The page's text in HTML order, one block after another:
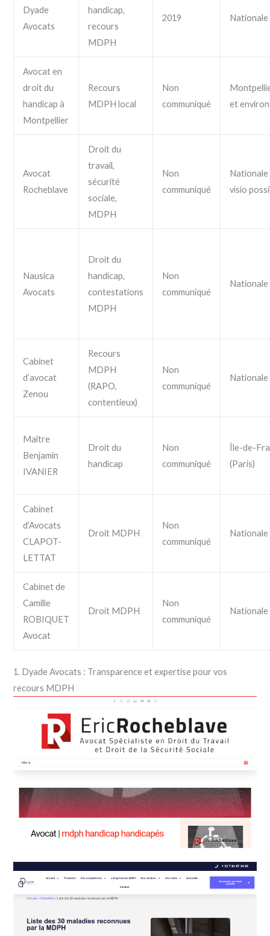
Dyade
Avocats
handicap,
recours
MDPH
2019 Nationale
Avocat en
droit du
handicap à
Montpellier
Recours
MDPH local
Non
communiqué
et
Avocat
Rocheblave
Droit du
travail,
sécurité
sociale,
MDPH
Non
communiqué
Nationale
visio
Nausica
Avocats
Droit du
handicap,
contestations
MDPH
Non
communiqué
Nationale
Cabinet
d’avocat
Zenou
Recours
MDPH
(RAPO,
contentieux)
Non
communiqué
Nationale
Maître
Benjamin
IVANIER
Droit du
handicap
Non
communiqué
Île-de-
(Paris)
Cabinet
d’Avocats
CLAPOT-
LETTAT
Droit MDPH
Non
communiqué
Nationale
Cabinet de
Camille
ROBIQUET
Avocat
Droit MDPH
Non
communiqué
Nationale
1. Dyade Avocats : Transparence et expertise pour vos
recours MDPH